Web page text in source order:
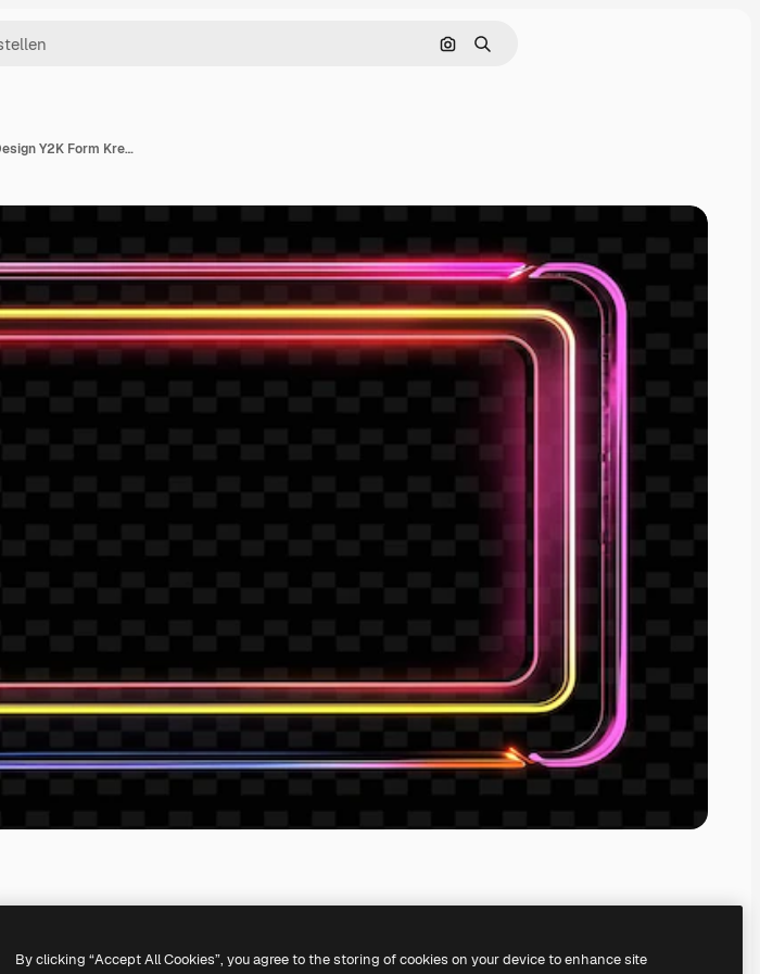
Nach Bild suchen
Suchen
KIerstellt. Du kannst deine eigene mit unserem KI-Bildgeneratorerstellen.
Morphing-Schild mit Formwechselbrett Flüssigrahmen-Design Y2K Form Kreatives Schilddekor
By clicking “Accept All Cookies”, you agree to the storing of cookies on your device to enhance site